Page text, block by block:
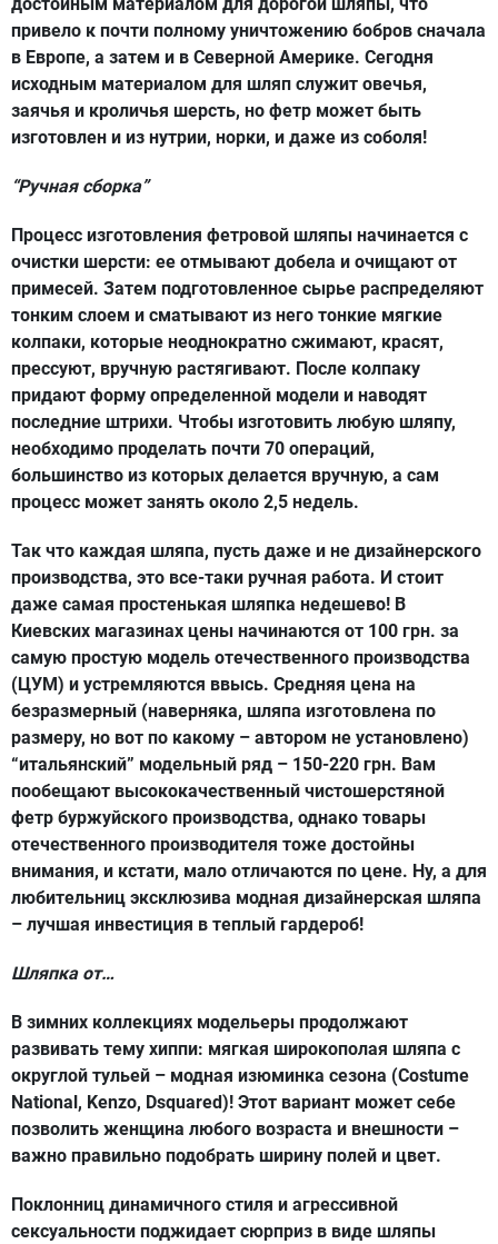
привело к почти полному уничтожению бобров сначала
в Европе, а затем и в Северной Америке. Сегодня
исходным материалом для шляп служит овечья,
заячья и кроличья шерсть, но фетр может быть
изготовлен и из нутрии, норки, и даже из соболя!
“Ручная сборка”
Процесс изготовления фетровой шляпы начинается с
очистки шерсти: ее отмывают добела и очищают от
примесей. Затем подготовленное сырье распределяют
тонким слоем и сматывают из него тонкие мягкие
колпаки, которые неоднократно сжимают, красят,
прессуют, вручную растягивают. После колпаку
придают форму определенной модели и наводят
последние штрихи. Чтобы изготовить любую шляпу,
необходимо проделать почти 70 операций,
большинство из которых делается вручную, а сам
процесс может занять около 2,5 недель.
Так что каждая шляпа, пусть даже и не дизайнерского
производства, это все-таки ручная работа. И стоит
даже самая простенькая шляпка недешево! В
Киевских магазинах цены начинаются от 100 грн. за
самую простую модель отечественного производства
(ЦУМ) и устремляются ввысь. Средняя цена на
безразмерный (наверняка, шляпа изготовлена по
размеру, но вот по какому – автором не установлено)
“итальянский” модельный ряд – 150-220 грн. Вам
пообещают высококачественный чистошерстяной
фетр буржуйского производства, однако товары
отечественного производителя тоже достойны
внимания, и кстати, мало отличаются по цене. Ну, а для
любительниц эксклюзива модная дизайнерская шляпа
– лучшая инвестиция в теплый гардероб!
Шляпка от…
В зимних коллекциях модельеры продолжают
развивать тему хиппи: мягкая широкополая шляпа с
округлой тульей – модная изюминка сезона (Costume
National, Kenzo, Dsquared)! Этот вариант может себе
позволить женщина любого возраста и внешности –
важно правильно подобрать ширину полей и цвет.
Поклонниц динамичного стиля и агрессивной
сексуальности поджидает сюрприз в виде шляпы